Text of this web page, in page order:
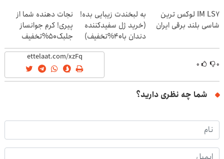
IM LS7 لوکس ترین
شاسی بلند برقی ایران
به لبخندت زیبایی بده!
(خرید ژل سفیدکننده
دندان با40%تخفیف)
نجات دهنده شما از
پیری! کرم جوانساز
جلبک50%تخفیف
۰ ۰
شما چه نظری دارید؟